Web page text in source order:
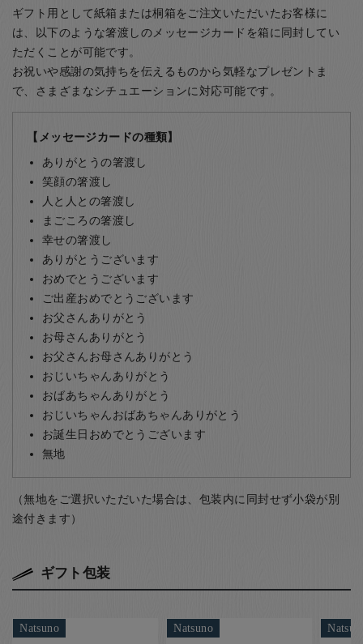
ギフト用として紙箱または桐箱をご注文いただいたお客様に
は、以下のような箸渡しのメッセージカードを箱に同封してい
ただくことが可能です。
お祝いや感謝の気持ちを伝えるものから気軽なプレゼントま
で、さまざまなシチュエーションに対応可能です。
【メッセージカードの種類】
ありがとうの箸渡し
笑顔の箸渡し
人と人との箸渡し
まごころの箸渡し
幸せの箸渡し
ありがとうございます
おめでとうございます
ご出産おめでとうございます
お父さんありがとう
お母さんありがとう
お父さんお母さんありがとう
おじいちゃんありがとう
おばあちゃんありがとう
おじいちゃんおばあちゃんありがとう
お誕生日おめでとうございます
無地
（無地をご選択いただいた場合は、包装内に同封せず小袋が別
途付きます）
ギフト包装
Natsuno Natsuno